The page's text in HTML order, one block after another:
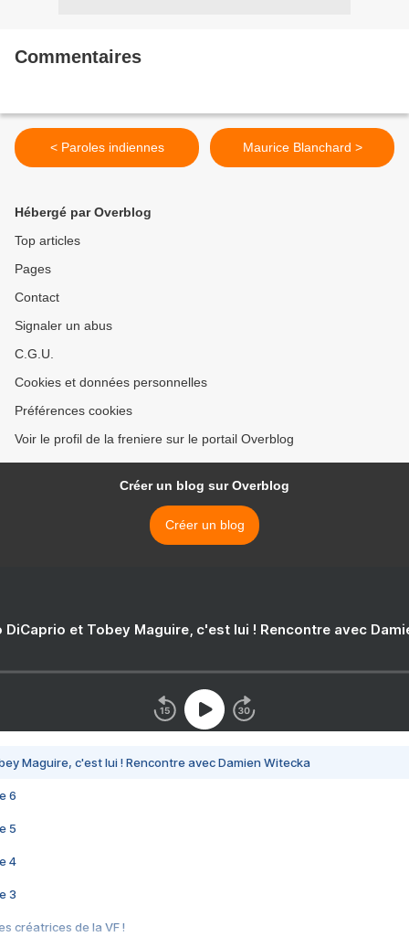
Commentaires
< Paroles indiennes Maurice Blanchard >
Hébergé par Overblog
Top articles
Pages
Contact
Signaler un abus
C.G.U.
Cookies et données personnelles
Préférences cookies
Voir le profil de la freniere sur le portail Overblog
Créer un blog sur Overblog
Créer un blog
DiCaprio et Tobey Maguire, c'est lui ! Rencontre avec
Maguire, c'est lui ! Rencontre avec Damien Witecka
6
5
4
3
créatrices de la VF !